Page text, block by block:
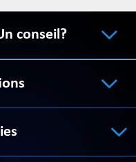
conseil?